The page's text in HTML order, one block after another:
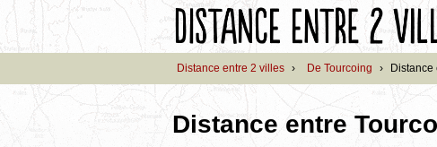
Distance entre 2 villes › De Tourcoing › Distance
Distance entre